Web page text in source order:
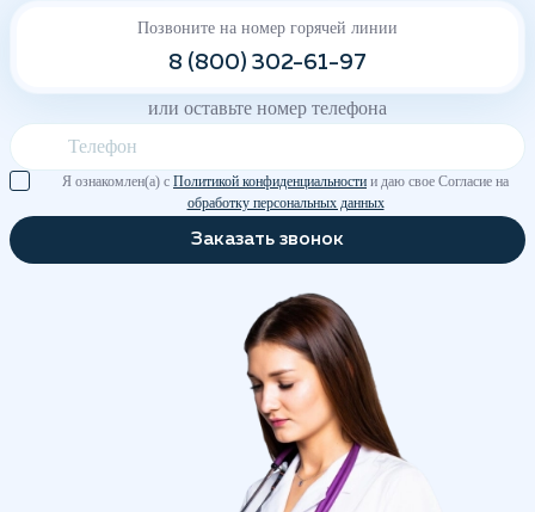
Позвоните на номер горячей линии
8 (800) 302-61-97
или оставьте номер телефона
Я ознакомлен(а) с Политикой конфиденциальности и даю свое Согласие на
обработку персональных данных
Заказать звонок